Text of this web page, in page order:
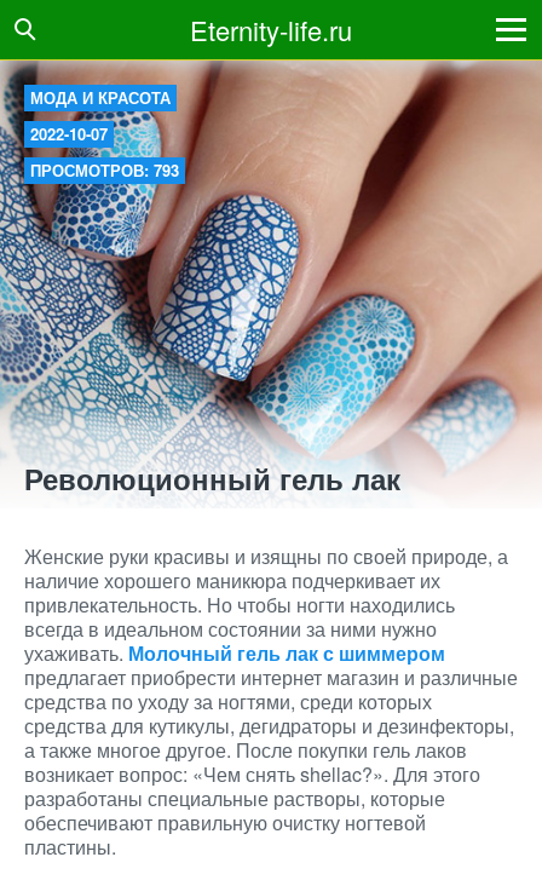
Eternity-life.ru
МОДА И КРАСОТА
2022-10-07
ПРОСМОТРОВ: 793
Революционный гель лак
Женские руки красивы и изящны по своей природе, а
наличие хорошего маникюра подчеркивает их
привлекательность. Но чтобы ногти находились
всегда в идеальном состоянии за ними нужно
ухаживать. Молочный гель лак с шиммером
предлагает приобрести интернет магазин и различные
средства по уходу за ногтями, среди которых
средства для кутикулы, дегидраторы и дезинфекторы,
а также многое другое. После покупки гель лаков
возникает вопрос: «Чем снять shellac?». Для этого
разработаны специальные растворы, которые
обеспечивают правильную очистку ногтевой
пластины.